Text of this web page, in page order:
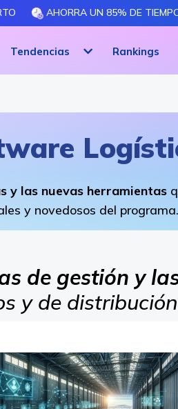
AHORRA UN 85% DE
Tendencias Rankings
y las nuevas herramientas
y novedosos del programa.
de gestión y
y de